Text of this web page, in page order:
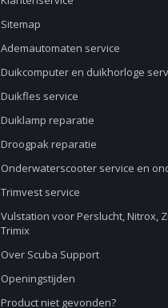
Sitemap
Ademautomaten service
Duikcomputer en duikhorloge
Duikfles service
Duiklamp reparatie
Droogpak reparatie
Onderwaterscooter service en
Trimvest service
Vulstation voor Perslucht, Nitrox,
Trimix
Over Scuba Support
Openingstijden
Product niet gevonden?